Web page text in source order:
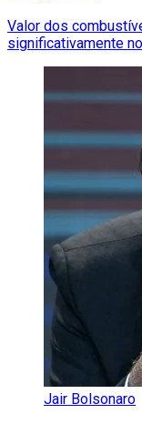
Valor dos
significativamente
Jair Bolsonaro